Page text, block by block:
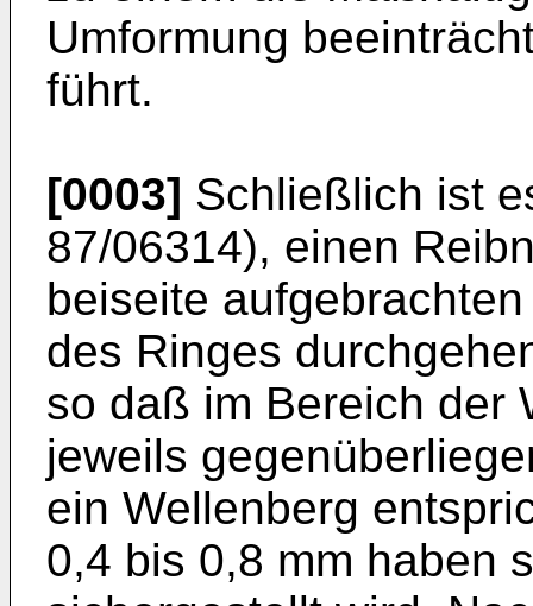
Umformung
führt.
[0003] Schließlich ist
87/06314), einen
beiseite
des Ringes
so daß im Bereich der
jeweils
ein Wellenberg
0,4 bis 0,8 mm haben